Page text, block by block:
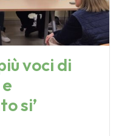
voci di
si’